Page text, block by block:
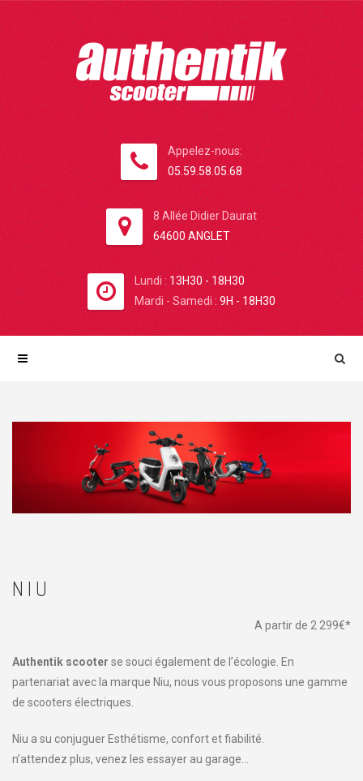
Appelez-nous:
05.59.58.05.68
8 Allée Didier Daurat
64600 ANGLET
Lundi : 13H30 - 18H30
Mardi - Samedi : 9H - 18H30
VOUS ÊTES ICI
NIU
A partir de 2 299€*
Authentik scooter se souci également de l’écologie. En
partenariat avec la marque Niu, nous vous proposons une gamme
de scooters électriques.
Niu a su conjuguer Esthétisme, confort et fiabilité.
n’attendez plus, venez les essayer au garage…